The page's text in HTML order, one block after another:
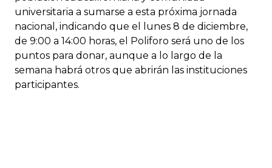
universitaria a sumarse a esta próxima jornada
nacional, indicando que el lunes 8 de diciembre,
de 9:00 a 14:00 horas, el Poliforo será uno de los
puntos para donar, aunque a lo largo de la
semana habrá otros que abrirán las instituciones
participantes.